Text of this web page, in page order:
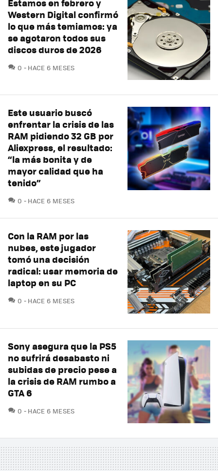
Estamos en febrero y
Western Digital confirmó
lo que más temiamos: ya
se agotaron todos sus
discos duros de 2026
0 COMENTARIOS
HACE 6 MESES
Este usuario buscó
enfrentar la crisis de las
RAM pidiendo 32 GB por
Aliexpress, el resultado:
“la más bonita y de
mayor calidad que ha
tenido”
0 COMENTARIOS
HACE 6 MESES
Con la RAM por las
nubes, este jugador
tomó una decisión
radical: usar memoria de
laptop en su PC
0 COMENTARIOS
HACE 6 MESES
Sony asegura que la PS5
no sufrirá desabasto ni
subidas de precio pese a
la crisis de RAM rumbo a
GTA 6
0 COMENTARIOS
HACE 6 MESES